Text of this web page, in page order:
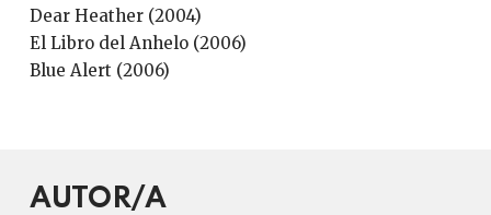
Dear Heather (2004)
El Libro del Anhelo (2006)
Blue Alert (2006)
AUTOR/A